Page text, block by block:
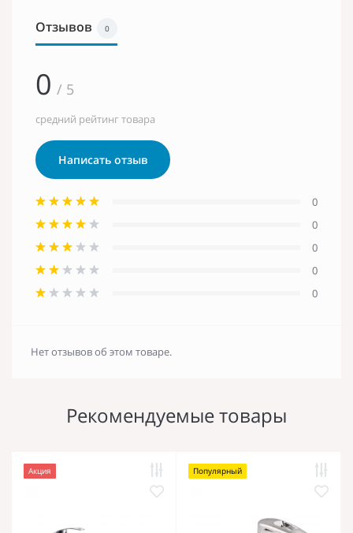
Отзывов 0
0 / 5
средний рейтинг товара
Написать отзыв
0
0
0
0
0
Нет отзывов об этом товаре.
Рекомендуемые товары
Акция Популярный